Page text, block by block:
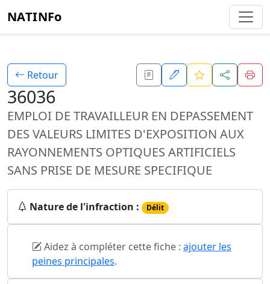
NATINFo
Retour
36036
EMPLOI DE TRAVAILLEUR EN DEPASSEMENT
DES VALEURS LIMITES D'EXPOSITION AUX
RAYONNEMENTS OPTIQUES ARTIFICIELS
SANS PRISE DE MESURE SPECIFIQUE
Nature de l'infraction : Délit
Aidez à compléter cette fiche : ajouter les
peines principales.